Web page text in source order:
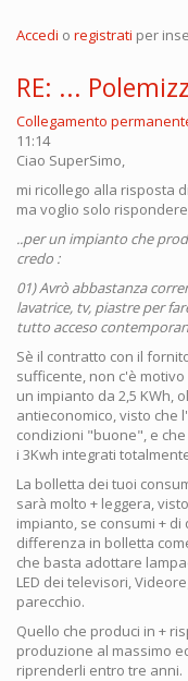
Accedi o registrati per
RE: ...
Collegamento
11:14
Ciao SuperSimo,
mi ricollego alla risposta di
ma voglio solo
..per un impianto che
credo :
01) Avrò abbastanza
lavatrice, tv, piastre per
tutto acceso
Sè il contratto con il
sufficente, non c'è
un impianto da 2,5 KWh,
antieconomico, visto che
condizioni "buone", e
i 3Kwh integrati
La bolletta dei tuoi
sarà molto + leggera,
impianto, se consumi +
differenza in bolletta
che basta adottare
LED dei televisori,
parecchio.
Quello che produci in +
produzione al massimo
riprenderli entro tre anni.